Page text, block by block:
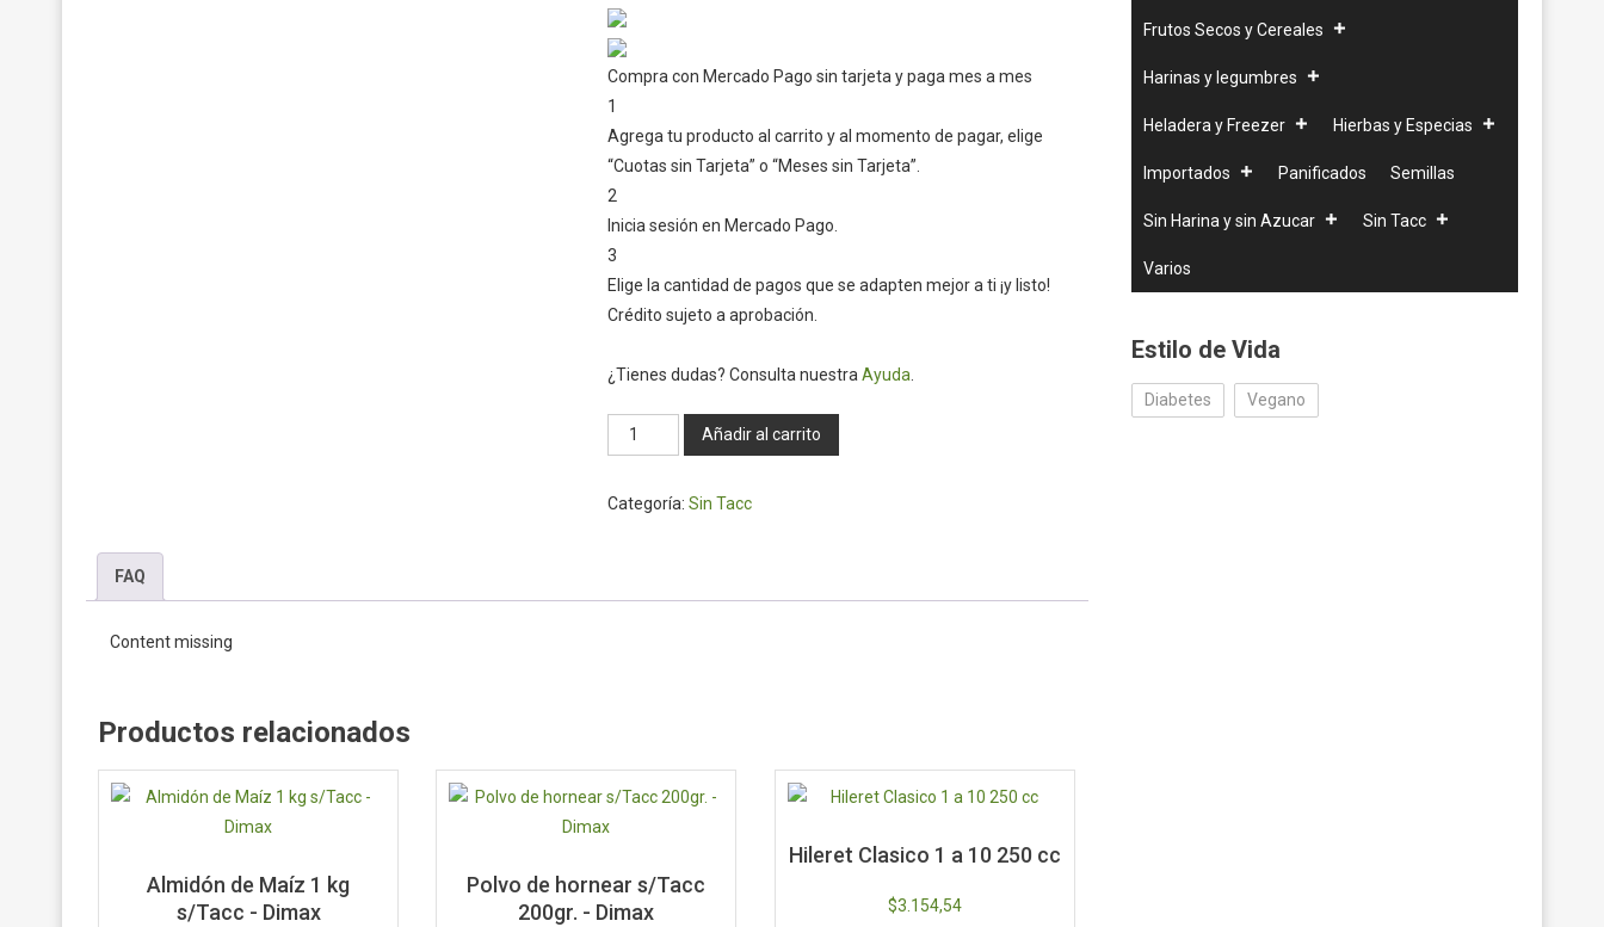
Compra con Mercado Pago sin tarjeta y paga mes a mes
1
Agrega tu producto al carrito y al momento de pagar, elige
“Cuotas sin Tarjeta” o “Meses sin Tarjeta”.
2
Inicia sesión en Mercado Pago.
3
Elige la cantidad de pagos que se adapten mejor a ti ¡y listo!
Crédito sujeto a aprobación.
¿Tienes dudas? Consulta nuestra Ayuda
Bizcochitos
sabor
-
Añadir al carrito
Categoría: Sin Tacc
FAQ
Content missing
Productos relacionados
Almidón de Maíz 1 kg
s/Tacc - Dimax
Polvo de hornear s/Tacc
200gr. - Dimax
Hileret Clasico 1 a 10 250 cc
$3.154,54
Frutos Secos y Cereales
Harinas y legumbres
Heladera y Freezer Hierbas y Especias
Importados Panificados Semillas
Sin Harina y sin Azucar Sin Tacc
Varios
Estilo de Vida
Diabetes Vegano